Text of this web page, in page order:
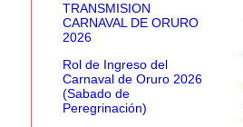
TRANSMISION
CARNAVAL DE ORURO
2026
Rol de Ingreso del
Carnaval de Oruro 2026
(Sabado de
Peregrinación)